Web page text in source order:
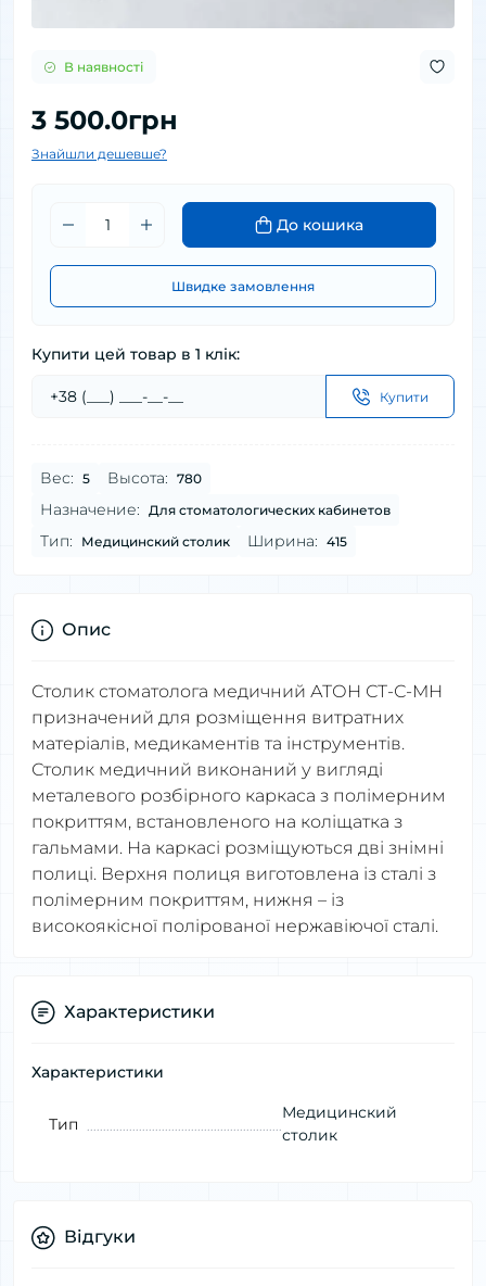
В наявності
3 500.0грн
Знайшли дешевше?
До кошика
Швидке замовлення
Купити цей товар в 1 клік:
Купити
Вес: 5 Высота: 780
Назначение: Для стоматологических кабинетов
Тип: Медицинский столик Ширина: 415
Опис
Столик стоматолога медичний АТОН СТ-С-МН
призначений для розміщення витратних
матеріалів, медикаментів та інструментів.
Столик медичний виконаний у вигляді
металевого розбірного каркаса з полімерним
покриттям, встановленого на коліщатка з
гальмами. На каркасі розміщуються дві знімні
полиці. Верхня полиця виготовлена ​​із сталі з
полімерним покриттям, нижня – із
високоякісної полірованої нержавіючої сталі.
Характеристики
Характеристики
Тип
Медицинский
столик
Відгуки